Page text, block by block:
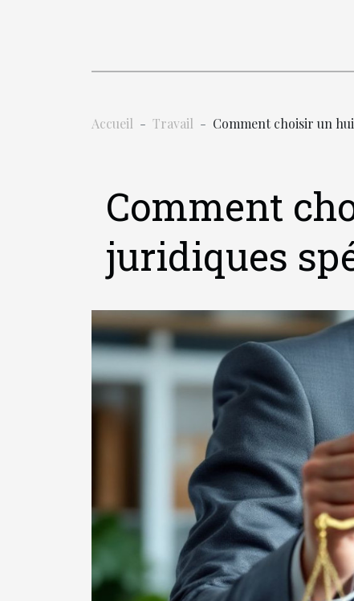
Accueil Travail Comment choisir un
Comment
juridiques